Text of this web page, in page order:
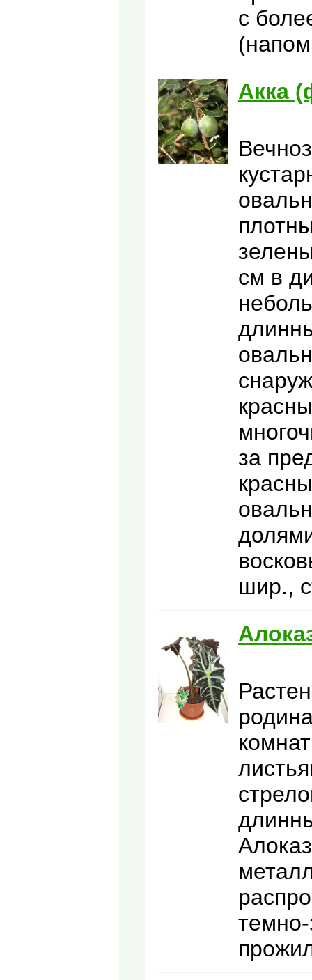
с
Акка
см в
за
шир.,